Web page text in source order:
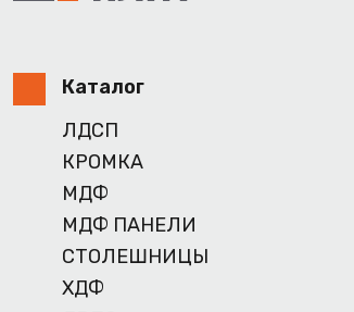
Каталог
ЛДСП
КРОМКА
МДФ
МДФ ПАНЕЛИ
СТОЛЕШНИЦЫ
ХДФ